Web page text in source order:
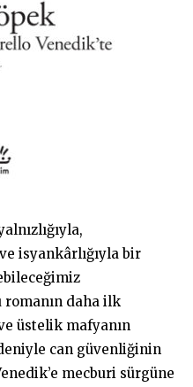
isyankârlığıyla bir
daha ilk
üstelik mafyanın
can güvenliğinin
mecburi sürgüne